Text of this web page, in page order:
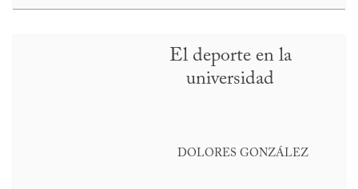
El deporte en la
universidad
DOLORES GONZÁLEZ